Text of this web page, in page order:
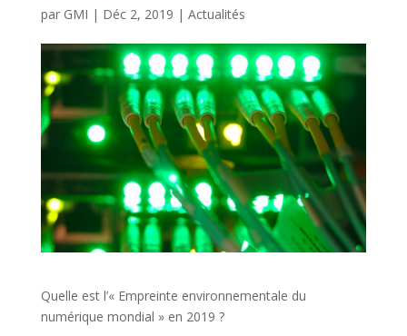
par GMI | Déc 2, 2019 | Actualités
Quelle est l’« Empreinte environnementale du
numérique mondial » en 2019 ?